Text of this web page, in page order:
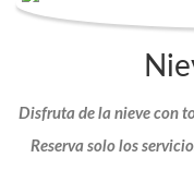
Disfruta de la nieve con
Reserva solo los